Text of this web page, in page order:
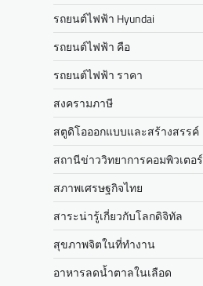
รถยนต์ไฟฟ้า Hyundai
รถยนต์ไฟฟ้า คือ
รถยนต์ไฟฟ้า ราคา
สงครามภาษี
สตูดิโอออกแบบและสร้างสรรค์
สถานีข่าววิทยาการคอมพิวเตอร์
สภาพเศรษฐกิจไทย
สาระน่ารู้เกี่ยวกับโลกดิจิทัล
สุขภาพจิตในที่ทำงาน
อาหารลดน้ำตาลในเลือด